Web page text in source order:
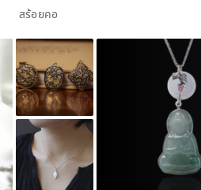
Gold Red Letter Lucky Gold Circle
Necklace X1
gold weight 0.17 gold / 0.64g.
paper Taiwan hand-made
ribbon 1, fashion hot stamping
hot stamping small card envelope 1,
สร้อยคอ